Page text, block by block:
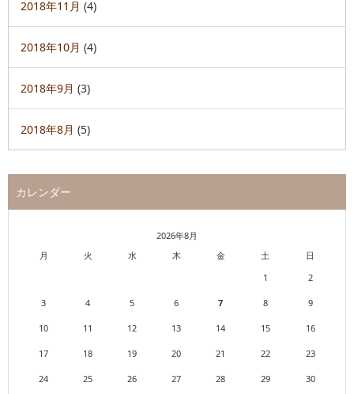
2018年11月 (4)
2018年10月 (4)
2018年9月 (3)
2018年8月 (5)
カレンダー
2026年8月
月
火 水 木 金 土 日
1 2
3 4 5 6 7 8 9
10 11 12 13 14 15 16
17 18 19 20 21 22 23
24 25 26 27 28 29 30